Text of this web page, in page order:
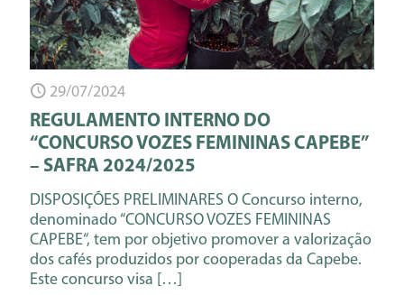
29/07/2024
REGULAMENTO INTERNO DO
“CONCURSO VOZES FEMININAS CAPEBE”
– SAFRA 2024/2025
DISPOSIÇÕES PRELIMINARES O Concurso interno,
denominado “CONCURSO VOZES FEMININAS
CAPEBE“, tem por objetivo promover a valorização
dos cafés produzidos por cooperadas da Capebe.
Este concurso visa […]